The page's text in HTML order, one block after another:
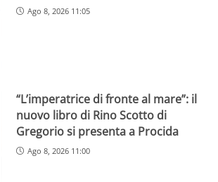
Ago 8, 2026 11:05
“L’imperatrice di fronte al mare”: il
nuovo libro di Rino Scotto di
Gregorio si presenta a Procida
Ago 8, 2026 11:00